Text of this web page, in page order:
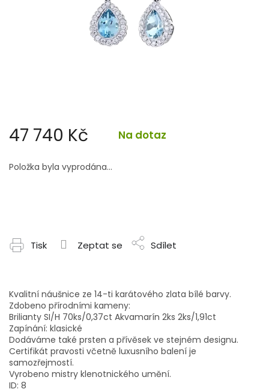
47 740 Kč Na dotaz
cena:
Položka byla vyprodána…
Tisk Zeptat se Sdílet
Kvalitní náušnice ze 14-ti karátového zlata bílé barvy.
Zdobeno přírodními kameny:
Brilianty SI/H 70ks/0,37ct Akvamarín 2ks 2ks/1,91ct
Zapínání: klasické
Dodáváme také prsten a přívěsek ve stejném designu.
Certifikát pravosti včetně luxusního balení je
samozřejmostí.
Vyrobeno mistry klenotnického umění.
ID: 8